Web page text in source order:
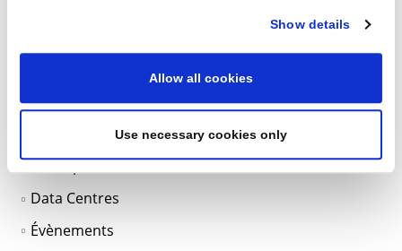
Show details
Allow all cookies
Use necessary cookies only
BIM
Conception durable
Data Centres
Évènements